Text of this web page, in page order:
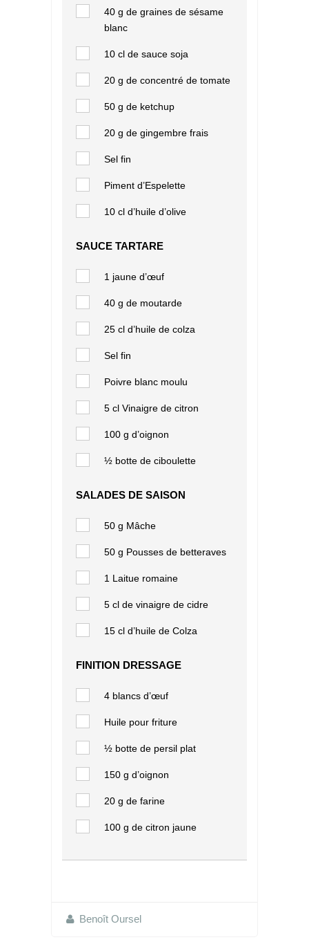
40 g de graines de sésame
blanc
10 cl de sauce soja
20 g de concentré de tomate
50 g de ketchup
20 g de gingembre frais
Sel fin
Piment d’Espelette
10 cl d’huile d’olive
SAUCE TARTARE
1 jaune d’œuf
40 g de moutarde
25 cl d’huile de colza
Sel fin
Poivre blanc moulu
5 cl Vinaigre de citron
100 g d’oignon
½ botte de ciboulette
SALADES DE SAISON
50 g Mâche
50 g Pousses de betteraves
1 Laitue romaine
5 cl de vinaigre de cidre
15 cl d’huile de Colza
FINITION DRESSAGE
4 blancs d’œuf
Huile pour friture
½ botte de persil plat
150 g d’oignon
20 g de farine
100 g de citron jaune
Benoît Oursel